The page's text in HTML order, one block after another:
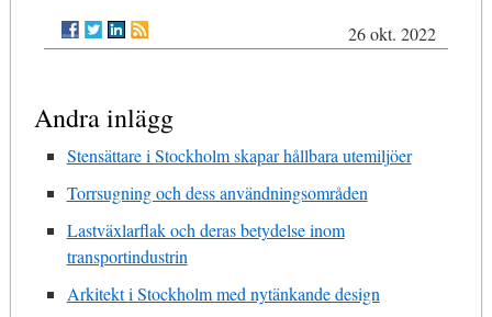
26 okt. 2022
Andra inlägg
Stensättare i Stockholm skapar hållbara utemiljöer
Torrsugning och dess användningsområden
Lastväxlarflak och deras betydelse inom
transportindustrin
Arkitekt i Stockholm med nytänkande design